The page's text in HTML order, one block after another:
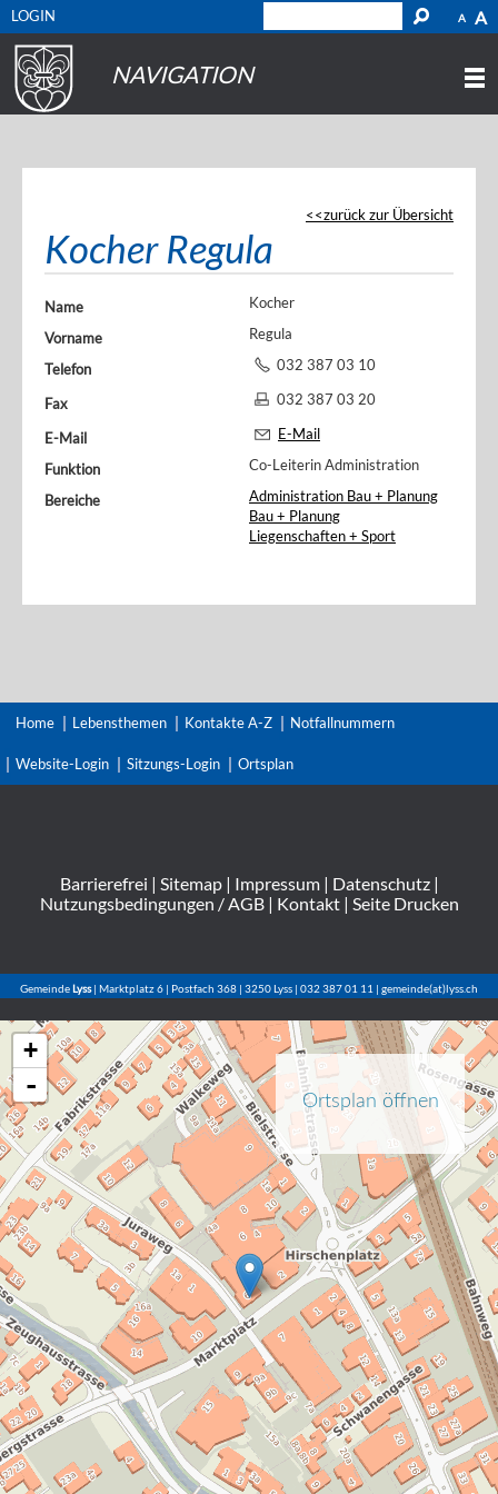
A A
LOGIN
NAVIGATION
zurück zur Übersicht
Kocher Regula
Name
Kocher
Vorname
Regula
Telefon
032 387 03 10
Fax 032 387 03 20
E-Mail
E-Mail
Funktion
Co-Leiterin Administration
Bereiche
Administration Bau + Planung
Bau + Planung
Liegenschaften + Sport
Home Lebensthemen Kontakte A-Z Notfallnummern
Website-Login Sitzungs-Login Ortsplan
Barrierefrei | Sitemap| Impressum| Datenschutz|
Nutzungsbedingungen / AGB| Kontakt| Seite Drucken
GemeindeLyss| Marktplatz 6 | Postfach 368 | 3250 Lyss | 032 387 01 11 | gemeinde(at)lyss.ch